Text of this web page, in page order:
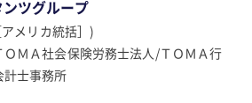
ツグループ
メリカ統括］)
ＭＡ社会保険労務士法人/ＴＯＭＡ行
士事務所